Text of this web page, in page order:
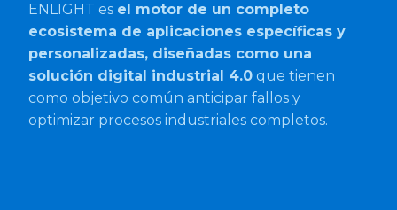
ENLIGHT es el motor de un completo
ecosistema de aplicaciones específicas y
personalizadas, diseñadas como una
solución digital industrial 4.0 que tienen
como objetivo común anticipar fallos y
optimizar procesos industriales completos.